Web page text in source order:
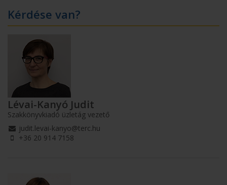
Kérdése van?
Lévai-Kanyó Judit
Szakkönyvkiadó üzletág vezető
judit.levai-kanyo@terc.hu
+36 20 914 7158